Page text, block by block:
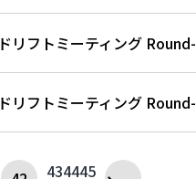
ドリフトミーティング
ドリフトミーティング
434445